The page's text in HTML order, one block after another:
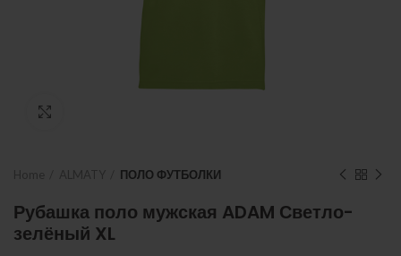
ПОЛО ФУТБОЛКИ
Рубашка поло мужская ADAM Светло-
зелёный XL